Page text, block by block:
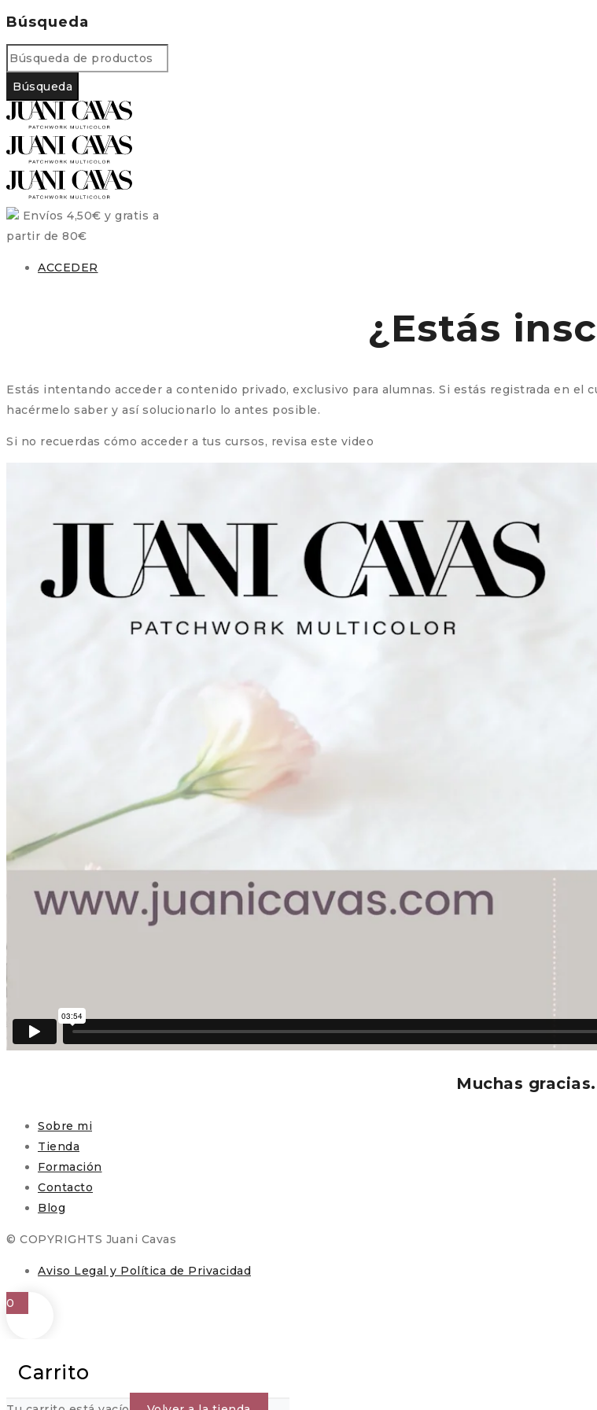
Búsqueda
Envíos 4,50€ y gratis a
partir de 80€
ACCEDER
¿Estás
Estás intentando acceder a contenido privado, exclusivo para alumnas. Si estás registrada en el
hacérmelo saber y así solucionarlo lo antes posible.
Si no recuerdas cómo acceder a tus cursos, revisa este video
Muchas gracias.
Sobre mi
Tienda
Formación
Contacto
Blog
© COPYRIGHTS Juani Cavas
Aviso Legal y Política de Privacidad
0
Carrito